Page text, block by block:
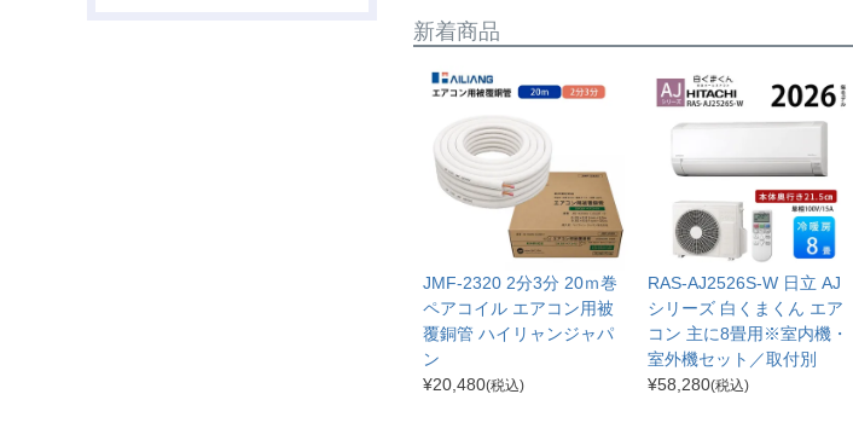
新着商品
JMF-2320 2分3分 20ｍ巻
ペアコイル エアコン用被
覆銅管 ハイリャンジャパ
ン
¥20,480(税込)
RAS-AJ2526S-W 日立 AJ
シリーズ 白くまくん エア
コン 主に8畳用※室内機・
室外機セット／取付別
¥58,280(税込)